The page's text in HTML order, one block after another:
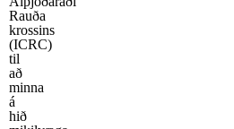
Rauða
krossins
(ICRC)
til
að
minna
á
hið